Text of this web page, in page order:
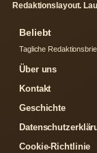
Redaktionslayout.
Beliebt
Tagliche
Über uns
Kontakt
Geschichte
Cookie-Richtlinie